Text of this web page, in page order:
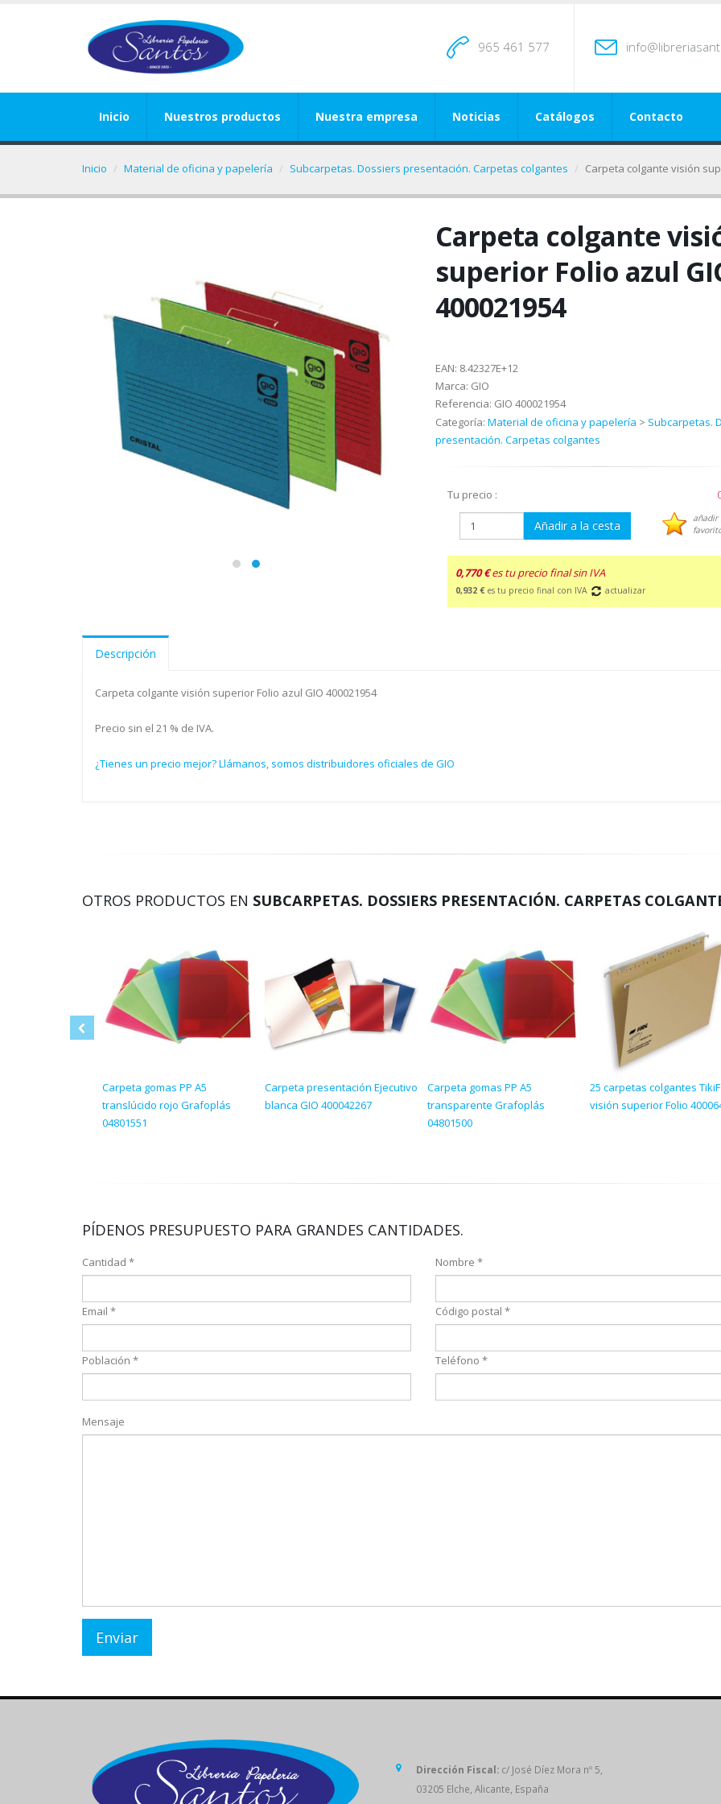
965 461 577
Inicio Nuestros productos Nuestra empresa Noticias Catálogos Contacto
Inicio Material de oficina y papelería Subcarpetas. Dossiers presentación. Carpetas colgantes Carpeta colgante visión
Carpeta colgante
superior Folio azul
400021954
EAN: 8.42327E+12
Marca: GIO
Referencia: GIO 400021954
Categoría: Material de oficina y papelería > Subcarpetas.
presentación. Carpetas colgantes
Tu precio :
Añadir a la cesta
añadir
0,770 €es tu precio final sin IVA
0,932 € es tu precio final con IVA actualizar
Descripción
Carpeta colgante visión superior Folio azul GIO 400021954
Precio sin el 21 % de IVA.
¿Tienes un precio mejor? Llámanos, somos distribuidores oficiales de GIO
OTROS PRODUCTOS EN SUBCARPETAS. DOSSIERS PRESENTACIÓN. CARPETAS
Carpeta gomas PP A5
translúcido rojo Grafoplás
04801551
Carpeta presentación Ejecutivo
blanca GIO 400042267
Carpeta gomas PP A5
transparente Grafoplás
04801500
25 carpetas colgantes
visión superior Folio
PÍDENOS PRESUPUESTO PARA GRANDES CANTIDADES.
Cantidad * Nombre *
Email * Código postal *
Población * Teléfono *
Mensaje
Dirección Fiscal: c/ José Díez Mora nº 5,
03205 Elche, Alicante, España